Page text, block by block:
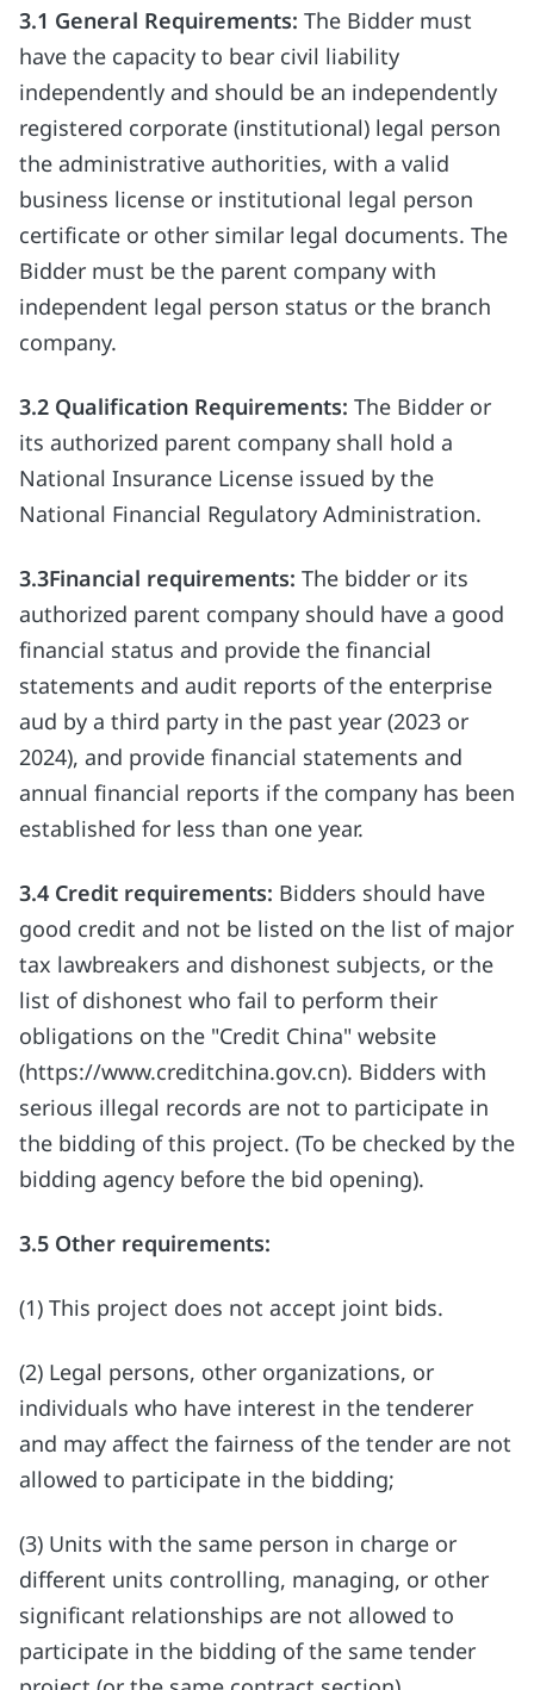
3.1 General Requirements: The Bidder must
have the capacity to bear civil liability
independently and should be an independently
registered corporate (institutional) legal person
the administrative authorities, with a valid
business license or institutional legal person
certificate or other similar legal documents. The
Bidder must be the parent company with
independent legal person status or the branch
company.
3.2 Qualification Requirements: The Bidder or
its authorized parent company shall hold a
National Insurance License issued by the
National Financial Regulatory Administration.
3.3Financial requirements: The bidder or its
authorized parent company should have a good
financial status and provide the financial
statements and audit reports of the enterprise
aud by a third party in the past year (2023 or
2024), and provide financial statements and
annual financial reports if the company has been
established for less than one year.
3.4 Credit requirements: Bidders should have
good credit and not be listed on the list of major
tax lawbreakers and dishonest subjects, or the
list of dishonest who fail to perform their
obligations on the "Credit China" website
(https://www.creditchina.gov.cn). Bidders with
serious illegal records are not to participate in
the bidding of this project. (To be checked by the
bidding agency before the bid opening).
3.5 Other requirements:
(1) This project does not accept joint bids.
(2) Legal persons, other organizations, or
individuals who have interest in the tenderer
and may affect the fairness of the tender are not
allowed to participate in the bidding;
(3) Units with the same person in charge or
different units controlling, managing, or other
significant relationships are not allowed to
participate in the bidding of the same tender